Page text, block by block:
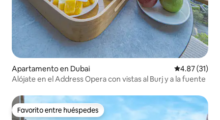
Apartamento en Dubai Calificación
4.87 (31)
Alójate en el Address Opera con vistas al Burj y a la fuente
Favorito entre huéspedes
Favorito entre huéspedes